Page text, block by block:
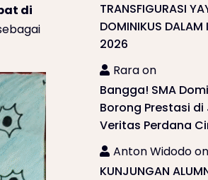
di
TRANSFIGURASI
DOMINIKUS DALAM
2026
Raraon
Bangga! SMA
Borong Prestasi
Veritas Perdana
Anton Widodoon
KUNJUNGAN